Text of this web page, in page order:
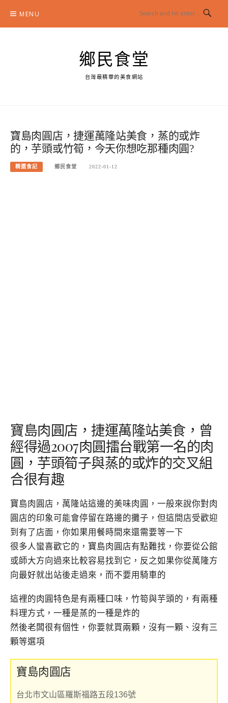
content
MENU
鄉民食堂
台灣最精華的美食網站
寶島肉圓店，捷運萬隆站美食，蒸的或炸
的，芋頭或竹筍，今天你想吃那種肉圓?
精選食記 鄉民食堂 2022-01-12
寶島肉圓店，捷運萬隆站美食，曾
經得過2007肉圓擂台戰第一名的肉
圓，芋頭筍子與蒸的或炸的交叉組
合很有趣
寶島肉圓店，萬隆站這邊的美味肉圓，一般來說你對肉
圓店的印象可能會停留在路邊的攤子，但這間店受歡迎
到有了店面，你如果用餐時間來還需要等一下
很多人蠻喜歡它的，寶島肉圓店有點難找，你要從公館
或師大方向過來比較容易找到它，反之如果你從萬隆方
向最好就出站後走過來，而不要用騎車的
這裡的肉圓特色是有兩種口味，竹筍與芋頭的，有兩種
料理方式，一種是蒸的一種是炸的
然後老闆很有個性，你要就買兩顆，沒有一顆、沒有三
顆等選項
寶島肉圓店
台北市文山區羅斯福路五段136號